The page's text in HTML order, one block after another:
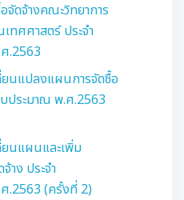
จัดจ้างคณะวิทยาการ
ทศศาสตร์ ประจำ
.2563
นแปลงแผนการจัดซื้อ
บประมาณ พ.ศ.2563
นแผนและเพิ่ม
าง ประจำ
.2563 (ครั้งที่ 2)